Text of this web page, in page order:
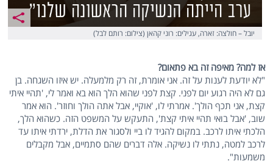
יובל – חולצה: זארה, עגילים: רוני קהאן (צילום: רותם לבל)
אז למה? מאיפה זה בא פתאום?
"לא יודעת לענות על זה. אני אומרת, זה רק מלמעלה. יש איזו השגחה. בן
גם לא היה רגוע יום לפני. קצת לפני שהוא הלך הוא בא ואמר לי, 'תהיי איתי
קצת, אני תכף הולך'. אמרתי לו, 'אוקיי, אבל אתה הולך וחוזר'. הוא אמר
שוב, 'אבל בואי תהיי איתי קצת', התעקש על המשפט הזה. כשהוא הלך,
הלכתי איתו לרכב. במקום להגיד לו ביי ולסגור את הדלת, ירדתי איתו עד
לרכב למטה, נתתי לו נשיקה. אלה דברים שהם סתמיים, אבל מקבלים
משמעות".